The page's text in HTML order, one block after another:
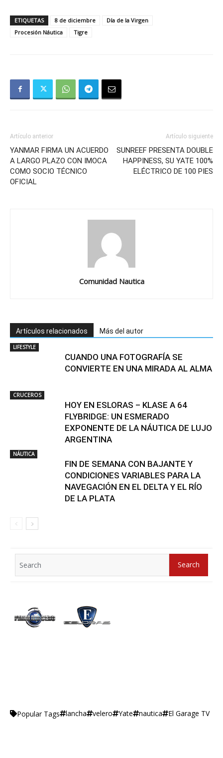
ETIQUETAS 8 de diciembre
Día de la Virgen
Procesión Náutica
Tigre
Artículo anterior
YANMAR FIRMA UN ACUERDO
A LARGO PLAZO CON IMOCA
COMO SOCIO TÉCNICO
OFICIAL
Artículo siguiente
SUNREEF PRESENTA DOUBLE
HAPPINESS, SU YATE 100%
ELÉCTRICO DE 100 PIES
Comunidad Nautica
Artículos relacionados Más del autor
LIFESTYLE
CUANDO UNA FOTOGRAFÍA SE
CONVIERTE EN UNA MIRADA AL ALMA
CRUCEROS
HOY EN ESLORAS – KLASE A 64
FLYBRIDGE: UN ESMERADO
EXPONENTE DE LA NÁUTICA DE LUJO
ARGENTINA
NÁUTICA
FIN DE SEMANA CON BAJANTE Y
CONDICIONES VARIABLES PARA LA
NAVEGACIÓN EN EL DELTA Y EL RÍO
DE LA PLATA
for:
Search
Popular Tags lancha velero Yate nautica El Garage TV